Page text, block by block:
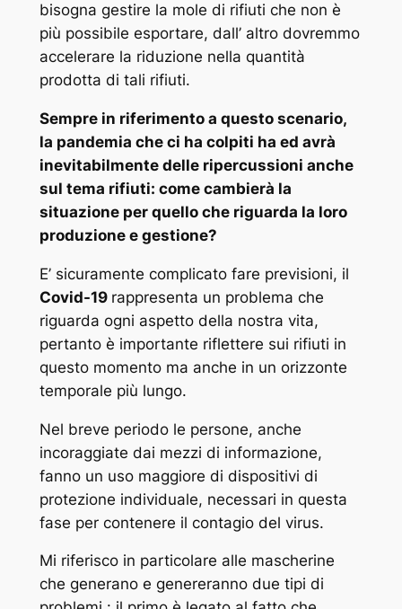
bisogna gestire la mole di rifiuti che non è
più possibile esportare, dall’ altro dovremmo
accelerare la riduzione nella quantità
prodotta di tali rifiuti.
Sempre in riferimento a questo scenario,
la pandemia che ci ha colpiti ha ed avrà
inevitabilmente delle ripercussioni anche
sul tema rifiuti: come cambierà la
situazione per quello che riguarda la loro
produzione e gestione?
E’ sicuramente complicato fare previsioni, il
Covid-19 rappresenta un problema che
riguarda ogni aspetto della nostra vita,
pertanto è importante riflettere sui rifiuti in
questo momento ma anche in un orizzonte
temporale più lungo.
Nel breve periodo le persone, anche
incoraggiate dai mezzi di informazione,
fanno un uso maggiore di dispositivi di
protezione individuale, necessari in questa
fase per contenere il contagio del virus.
Mi riferisco in particolare alle mascherine
che generano e genereranno due tipi di